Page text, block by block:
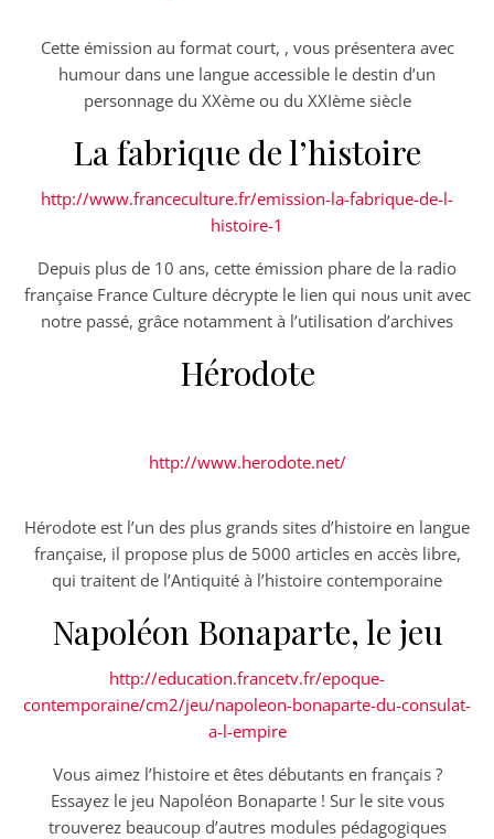
Cette émission au format court, , vous présentera avec
humour dans une langue accessible le destin d’un
personnage du XXème ou du XXIème siècle
La fabrique de l’histoire
http://www.franceculture.fr/emission-la-fabrique-de-l-
histoire-1
Depuis plus de 10 ans, cette émission phare de la radio
française France Culture décrypte le lien qui nous unit avec
notre passé, grâce notamment à l’utilisation d’archives
Hérodote
http://www.herodote.net/
Hérodote est l’un des plus grands sites d’histoire en langue
française, il propose plus de 5000 articles en accès libre,
qui traitent de l’Antiquité à l’histoire contemporaine
Napoléon Bonaparte, le jeu
http://education.francetv.fr/epoque-
contemporaine/cm2/jeu/napoleon-bonaparte-du-consulat-
a-l-empire
Vous aimez l’histoire et êtes débutants en français ?
Essayez le jeu Napoléon Bonaparte ! Sur le site vous
trouverez beaucoup d’autres modules pédagogiques